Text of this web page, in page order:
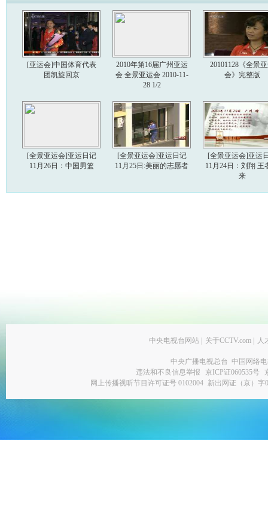
[亚运会]中国体育代表
团凯旋回京
2010年第16届广州亚运
会 全景亚运会 2010-11-
28 1/2
20101128《全景
会》完整版
[全景亚运会]亚运日记
11月26日：中国男篮
[全景亚运会]亚运日记
11月25日:美丽的志愿者
[全景亚运会]亚运
11月24日：刘翔 王
来
中央电视台网站 关于CCTV.com 人
中央广播电视总台 中国网络
违法和不良信息举报
京ICP证060535号
网上传播视听节目许可证号 0102004 新出网证（京）